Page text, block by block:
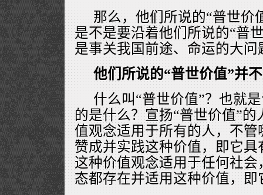
那么，他们所说的“普世价
是不是要沿着他们所说的“普
是事关我国前途、命运的大
他们所说的“普世价值”并
什么叫“普世价值”？也就
的是什么？宣扬“普世价值”
值观念适用于所有的人，不
赞成并实践这种价值，即它
这种价值观念适用于任何社
态都存在并适用这种价值，即